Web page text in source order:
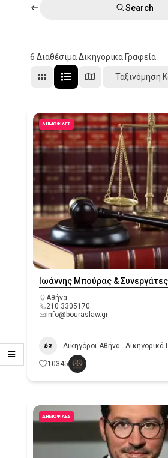
Search
6 Διαθέσιμα Δικηγορικά Γραφεία
Ταξινόμηση
ΔΗΜΟΦΙΛΈΣ
Ιωάννης Μπούρας & Συνεργάτες
Αθήνα
210 3305170
info@bouraslaw.gr
Δικηγόροι Αθήνα - Δικηγορικά
10345
ΔΗΜΟΦΙΛΈΣ